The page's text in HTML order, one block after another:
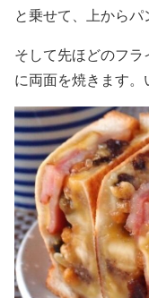
と乗せて、上からパ
そして先ほどのフ
に両面を焼きます。